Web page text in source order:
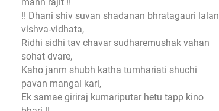
!! Dhani shiv suvan shadanan bhratagauri lalan
vishva-vidhata,
Ridhi sidhi tav chavar sudharemushak vahan
sohat dvare,
Kaho janm shubh katha tumhariati shuchi
pavan mangal kari,
Ek samae giriraj kumariputar hetu tapp kino